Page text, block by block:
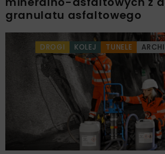
granulatu asfaltowego
DROGI KOLEJ TUNELE